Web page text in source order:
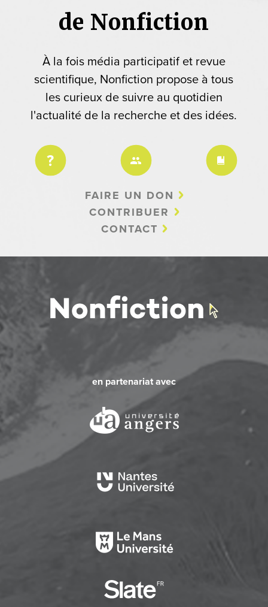
de Nonfiction
À la fois média participatif et revue
scientifique, Nonfiction propose à tous
les curieux de suivre au quotidien
l'actualité de la recherche et des idées.
FAIRE UN DON
CONTRIBUER
CONTACT
en partenariat avec